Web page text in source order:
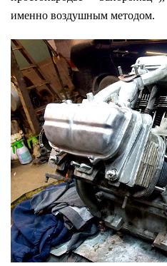
именно воздушным методом.